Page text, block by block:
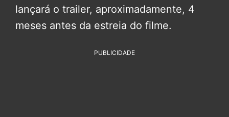
lançará o trailer, aproximadamente, 4
meses antes da estreia do filme.
PUBLICIDADE